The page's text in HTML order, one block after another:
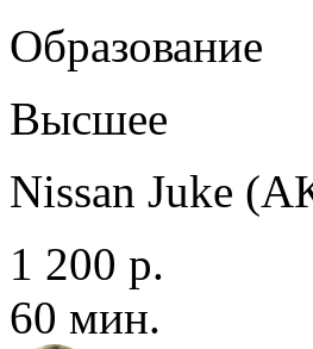
Образование
Высшее
Nissan Juke
1 200 р.
60 мин.